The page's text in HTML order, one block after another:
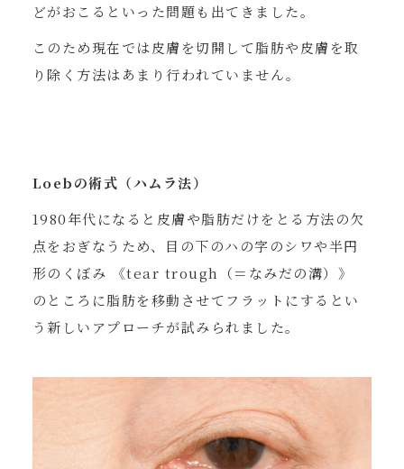
どがおこるといった問題も出てきました。
このため現在では皮膚を切開して脂肪や皮膚を取
り除く方法はあまり行われていません。
Loebの術式（ハムラ法）
1980年代になると皮膚や脂肪だけをとる方法の欠
点をおぎなうため、目の下のハの字のシワや半円
形のくぼみ 《tear trough（＝なみだの溝）》
のところに脂肪を移動させてフラットにするとい
う新しいアプローチが試みられました。